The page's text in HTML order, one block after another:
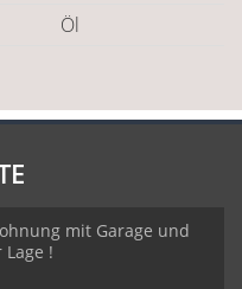
Öl
mit Garage und
!